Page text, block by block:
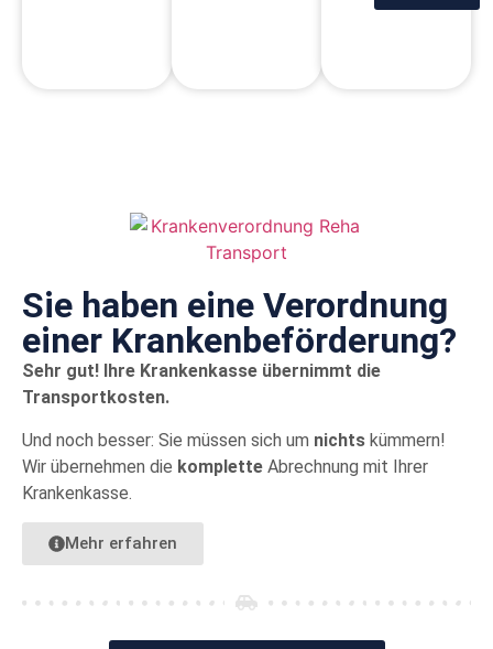
Sie haben eine Verordnung
einer Kranken­beförderung?
Sehr gut! Ihre Krankenkasse übernimmt die
Transportkosten.
Und noch besser: Sie müssen sich um nichts kümmern!
Wir übernehmen die komplette Abrechnung mit Ihrer
Krankenkasse.
Mehr erfahren